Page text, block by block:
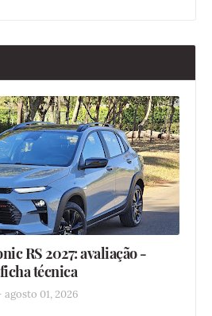
RS 2027: avaliação -
técnica
agosto 01, 2026